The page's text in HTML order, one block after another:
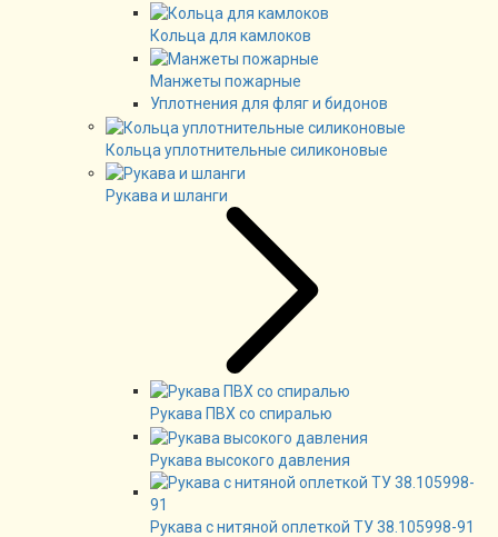
Кольца для камлоков
Манжеты пожарные
Уплотнения для фляг и бидонов
Кольца уплотнительные силиконовые
Рукава и шланги
Рукава ПВХ со спиралью
Рукава высокого давления
Рукава с нитяной оплеткой ТУ 38.105998-91